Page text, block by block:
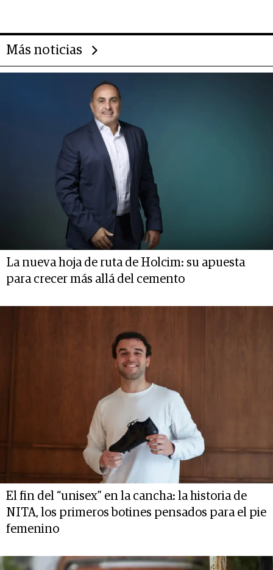
Más noticias
La nueva hoja de ruta de Holcim: su apuesta
para crecer más allá del cemento
El fin del “unisex” en la cancha: la historia de
NITA, los primeros botines pensados para el pie
femenino